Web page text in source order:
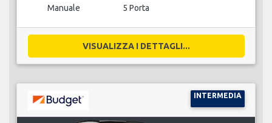
Manuale 5 Porta
VISUALIZZA I DETTAGLI...
INTERMEDIA